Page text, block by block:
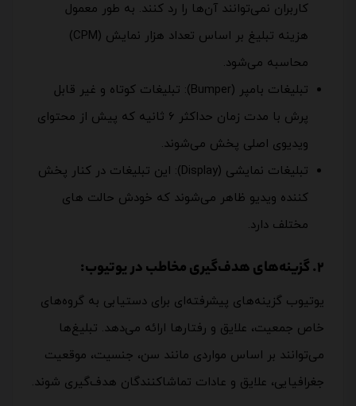
کاربران نمی‌توانند آن‌ها را رد کنند. به طور معمول
هزینه تبلیغ بر اساس تعداد هزار نمایش (CPM)
محاسبه می‌شود.
تبلیغات بامپر (Bumper): تبلیغات کوتاه و غیر قابل
پرش با مدت زمان حداکثر ۶ ثانیه که پیش از محتوای
ویدیوی اصلی پخش می‌شوند.
تبلیغات نمایشی (Display): این تبلیغات در کنار پخش
کننده ویدیو ظاهر می‌شوند که خودش حالت های
مختلف دارد.
2. گزینه‌های هدف‌گیری مخاطب در یوتیوب:
یوتیوب گزینه‌های پیشرفته‌‌ای برای دستیابی به گروه‌های
خاص جمعیت، علایق و رفتارها ارائه می‌دهد. تبلیغ‌ها
می‌توانند بر اساس مواردی مانند سن، جنسیت، موقعیت
جغرافیایی، علایق و عادات تماشاکنندگان هدف‌گیری شوند.